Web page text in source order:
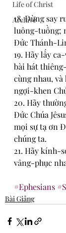
Life of Christ
Archive
18. Đừng say
luông-tuồng;
Đức Thánh-
19. Hãy lấy
bài hát
cùng nhau,
ngợi-khen
20. Hãy
Đức Chúa
mọi sự tạ ơn
chúng ta.
21. Hãy kính-
vâng-phục
#Ephesians
Bài Giảng